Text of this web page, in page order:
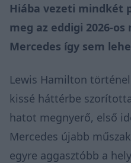
Hiába vezeti mindkét
meg az eddigi 2026-
Mercedes így sem
Lewis Hamilton
kissé háttérbe
hatot megnyerő, első
Mercedes újabb
egyre aggasztóbb a